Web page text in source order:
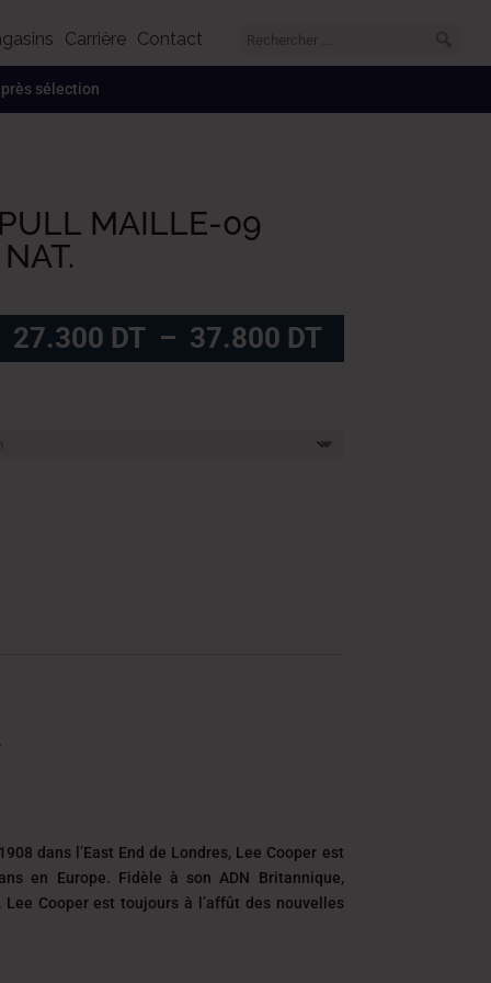
Carrière Contact
sélection
MAILLE-09
27.300 DT – 37.800 DTPlage
de
DT
dans l’East End de Londres, Lee Cooper est
en Europe. Fidèle à son ADN Britannique,
Cooper est toujours à l’affût des nouvelles